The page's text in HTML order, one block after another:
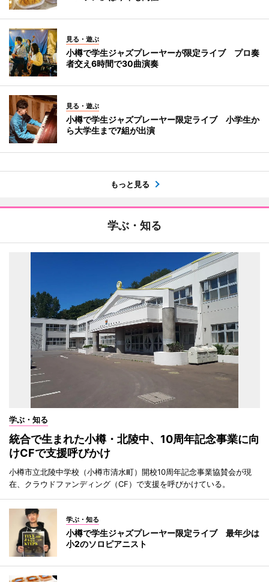
見る・遊ぶ
小樽で学生ジャズプレーヤーが限定ライブ プロ奏
者交え6時間で30曲演奏
見る・遊ぶ
小樽で学生ジャズプレーヤー限定ライブ 小学生か
ら大学生まで7組が出演
もっと見る
学ぶ・知る
学ぶ・知る
統合で生まれた小樽・北陵中、10周年記念事業に向
けCFで支援呼びかけ
小樽市立北陵中学校（小樽市清水町）開校10周年記念事業協賛会が現
在、クラウドファンディング（CF）で支援を呼びかけている。
学ぶ・知る
小樽で学生ジャズプレーヤー限定ライブ 最年少は
小2のソロピアニスト